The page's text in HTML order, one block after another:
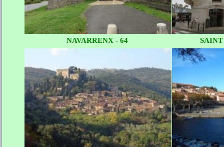
NAVARRENX - 64